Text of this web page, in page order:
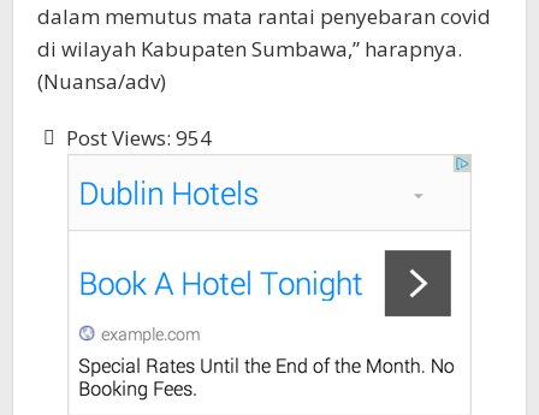
dalam memutus mata rantai penyebaran covid
di wilayah Kabupaten Sumbawa,” harapnya.
(Nuansa/adv)
Post Views: 954